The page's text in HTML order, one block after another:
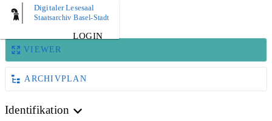
Digitaler Lesesaal
Staatsarchiv Basel-Stadt
LOGIN
BILD
VIEWER
ARCHIVPLAN
Identifikation